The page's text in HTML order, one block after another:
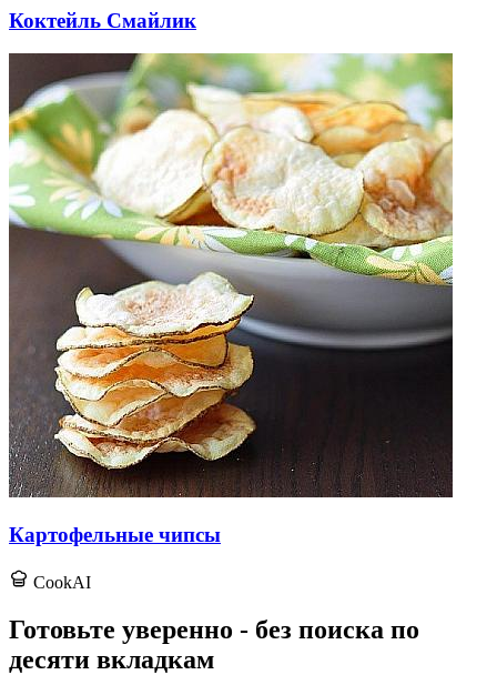
Коктейль Смайлик
Картофельные чипсы
CookAI
Готовьте уверенно - без поиска по
десяти вкладкам